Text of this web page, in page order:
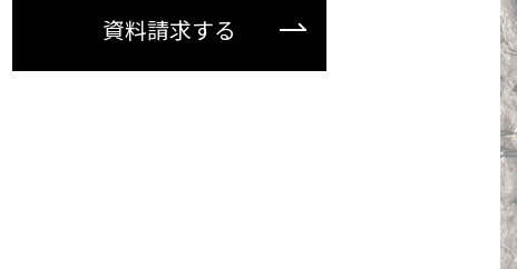
資料請求する